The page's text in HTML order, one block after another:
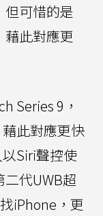
但可惜的是
此對應更
Series 9，
此對應更快
Siri聲控使
代UWB超
iPhone，更